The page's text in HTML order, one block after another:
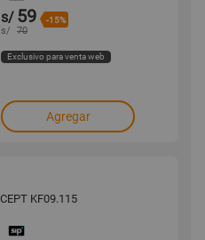
s/ 59 -15%
s/ 70
Exclusivo para venta web
Agregar
TRÍPODE DE CÁMARA K&F CONCEPT KF09.115